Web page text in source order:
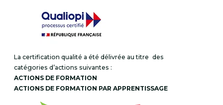
La certification qualité a été délivrée au titre des
catégories d’actions suivantes :
ACTIONS DE FORMATION
ACTIONS DE FORMATION PAR APPRENTISSAGE